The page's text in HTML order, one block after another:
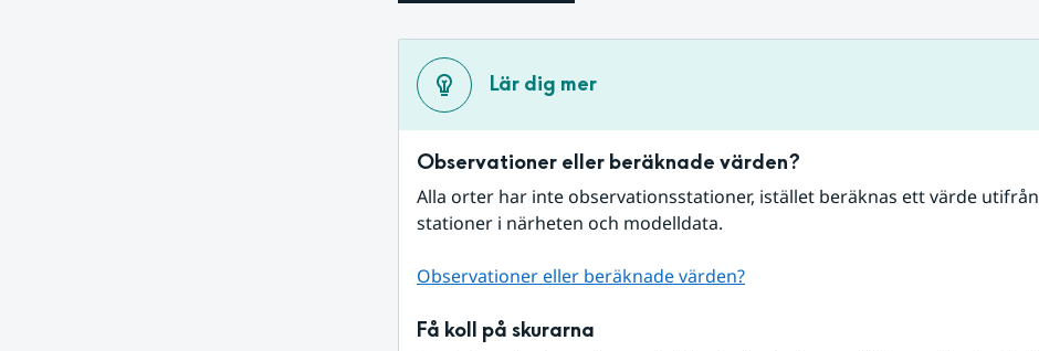
Lär dig mer
Observationer eller beräknade värden?
Alla orter har inte observationsstationer, istället beräknas ett värde utifrån
stationer i närheten och modelldata.
Observationer eller beräknade värden?
Få koll på skurarna